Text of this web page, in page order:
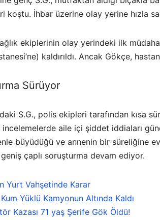
koştu. İhbar üzerine olay yerine hızla
ekiplerinin olay yerindeki ilk
kaldırıldı. Ancak Gökçe,
Sürüyor
S.G., polis ekipleri tarafından kısa
incelemelerde aile içi şiddet iddiaları
büyüdüğü ve annenin bir süreliğine
çaplı soruşturma devam ediyor.
Yurt Vahşetinde Karar
Yüklü Kamyonun Altında Kaldı
Kazası 71 yaş Şerife Gök Öldü!